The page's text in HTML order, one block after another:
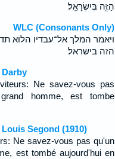
הַזֶּ֖ה בְּיִשְׂרָאֵֽל׃
WLC (Consonants Only)
ויאמר המלך אל־עבדיו הלוא
הזה בישראל׃
Darby
Ne savez-vous pas
homme, est tombe
Segond (1910)
Ne savez-vous pas qu'un
est tombé aujourd'hui en